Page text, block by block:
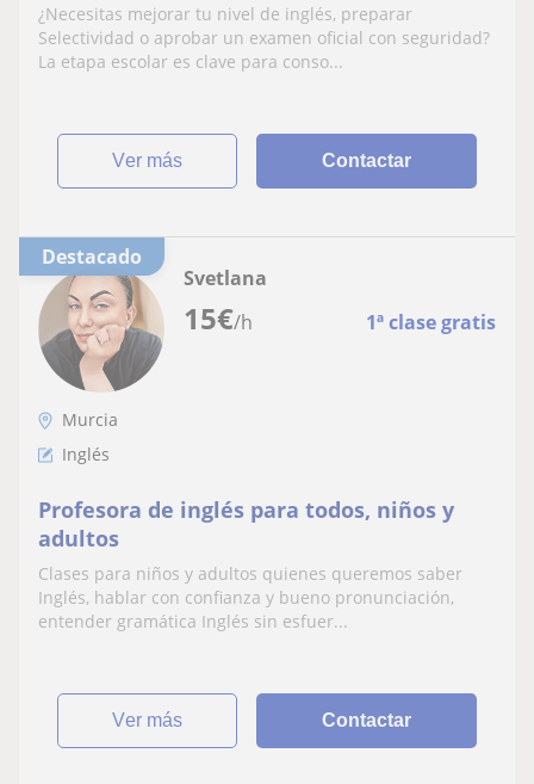
¿Necesitas mejorar tu nivel de inglés, preparar
Selectividad o aprobar un examen oficial con seguridad?
La etapa escolar es clave para conso...
ver más Contactar
Destacado
15€/h 1ª clase gratis
Svetlana
Murcia
Inglés
Profesora de inglés para todos, niños y
adultos
Clases para niños y adultos quienes queremos saber
Inglés, hablar con confianza y bueno pronunciación,
entender gramática Inglés sin esfuer...
ver más Contactar